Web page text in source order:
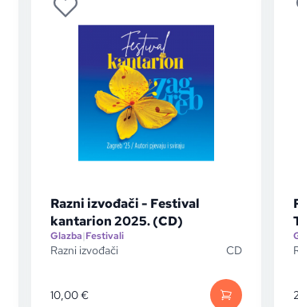
Razni izvođači - Festival
kantarion 2025. (CD)
Glazba|Festivali
Razni izvođači CD
10,00€